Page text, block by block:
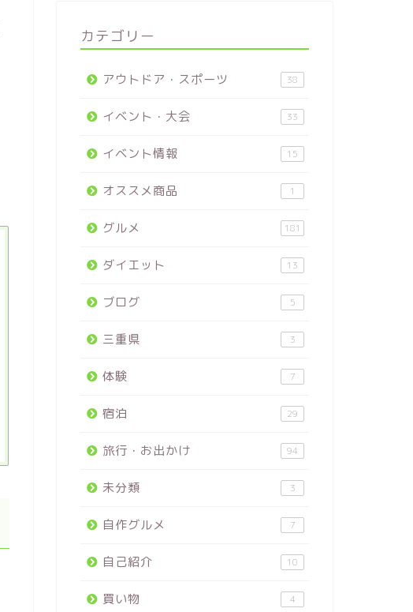
カテゴリー
アウトドア・スポーツ 38
イベント・大会 33
イベント情報 15
オススメ商品 1
グルメ 181
ダイエット 13
ブログ 5
三重県 3
体験 7
宿泊 29
旅行・お出かけ 94
未分類 3
自作グルメ 7
自己紹介 10
買い物 4